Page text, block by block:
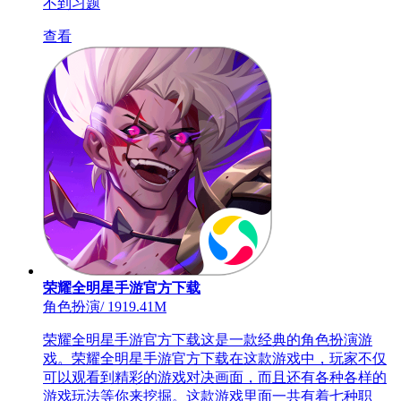
查看
荣耀全明星手游官方下载
角色扮演/1919.41M
荣耀全明星手游官方下载这是一款经典的角色扮演游
戏。荣耀全明星手游官方下载在这款游戏中，玩家不仅
可以观看到精彩的游戏对决画面，而且还有各种各样的
游戏玩法等你来挖掘。这款游戏里面一共有着七种职